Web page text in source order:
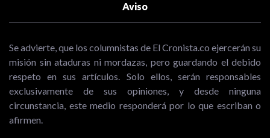
Aviso
Se advierte, que los columnistas de El Cronista.co ejercerán su
misión sin ataduras ni mordazas, pero guardando el debido
respeto en sus artículos. Solo ellos, serán responsables
exclusivamente de sus opiniones, y desde ninguna
circunstancia, este medio responderá por lo que escriban o
afirmen.